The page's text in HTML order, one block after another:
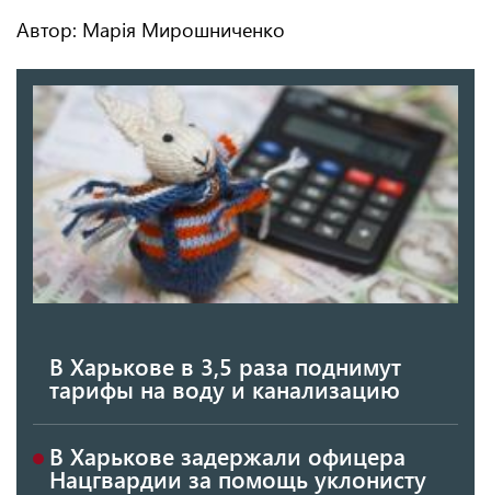
Автор: Марія Мирошниченко
В Харькове в 3,5 раза поднимут
тарифы на воду и канализацию
В Харькове задержали офицера
Нацгвардии за помощь уклонисту